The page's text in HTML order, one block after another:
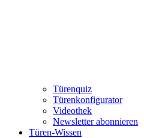
Türenquiz
Türenkonfigurator
Videothek
Newsletter abonnieren
Türen-Wissen